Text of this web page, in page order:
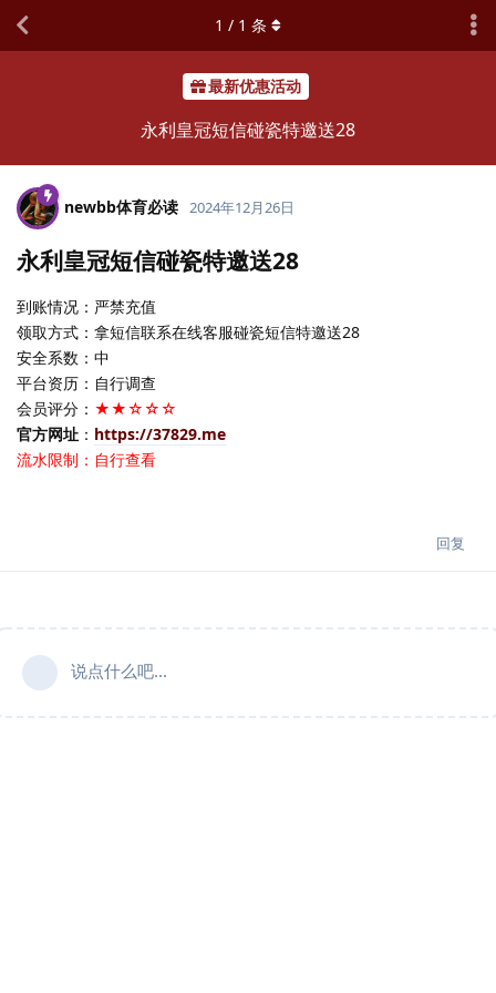
最新优惠活动
永利皇冠短信碰瓷特邀送28
1 / 1 条
newbb体育必读 2024年12月26日
永利皇冠短信碰瓷特邀送28
到账情况：严禁充值
领取方式：拿短信联系在线客服碰瓷短信特邀送28
安全系数：中
平台资历：自行调查
会员评分： ★★☆☆☆
官方网址 ： https://37829.me
流水限制：自行查看
回复
说点什么吧...